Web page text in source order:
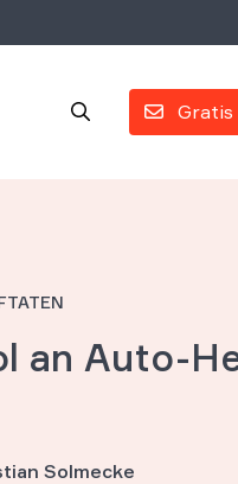
Gratis
an Auto-
Solmecke